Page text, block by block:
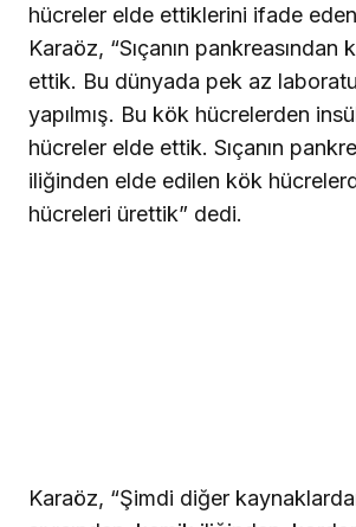
hücreler elde ettiklerini ifade
Karaöz, “Sıçanın pankreasından
ettik. Bu dünyada pek az
yapılmış. Bu kök hücrelerden
hücreler elde ettik. Sıçanın
iliğinden elde edilen kök
hücreleri ürettik” dedi.
Karaöz, “Şimdi diğer